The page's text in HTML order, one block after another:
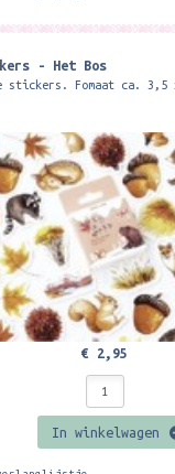
- Het Bos
stickers. Fomaat ca. 3,5
€ 2,95
In winkelwagen